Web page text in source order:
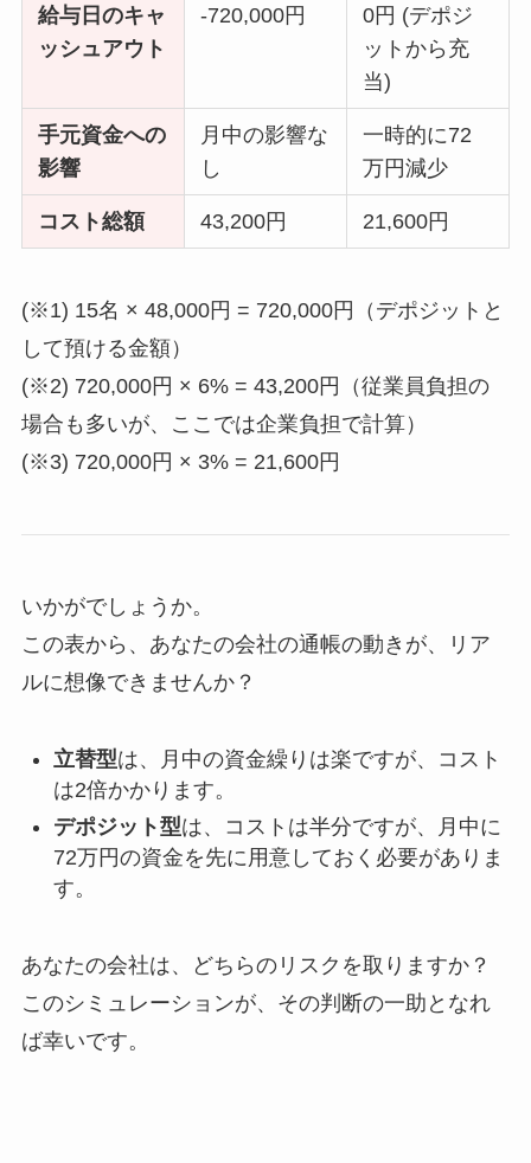
給与日のキャ
ッシュアウト
-720,000円
0円 (デポジ
ットから充
当)
手元資金への
影響
月中の影響な
し
一時的に72
万円減少
コスト総額 43,200円 21,600円
(※1) 15名 × 48,000円 = 720,000円（デポジットと
して預ける金額）
(※2) 720,000円 × 6% = 43,200円（従業員負担の
場合も多いが、ここでは企業負担で計算）
(※3) 720,000円 × 3% = 21,600円
いかがでしょうか。
この表から、あなたの会社の通帳の動きが、リア
ルに想像できませんか？
立替型は、月中の資金繰りは楽ですが、コスト
は2倍かかります。
デポジット型は、コストは半分ですが、月中に
72万円の資金を先に用意しておく必要がありま
す。
あなたの会社は、どちらのリスクを取りますか？
このシミュレーションが、その判断の一助となれ
ば幸いです。